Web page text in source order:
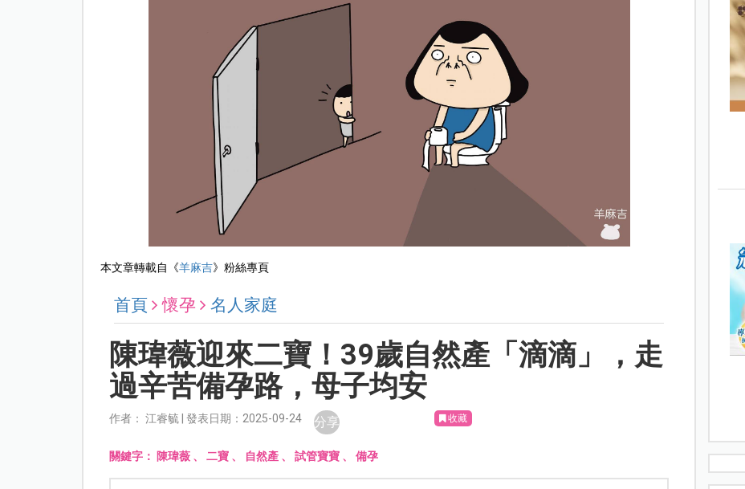
本文章轉載自《羊麻吉》粉絲專頁
首頁 懷孕 名人家庭
陳瑋薇迎來二寶！39歲自然產「滴滴」，走
過辛苦備孕路，母子均安
作者： 江睿毓 | 發表日期：2025-09-24 分享 收藏
關鍵字： 陳瑋薇 、二寶 、 自然產 、試管寶寶 、備孕